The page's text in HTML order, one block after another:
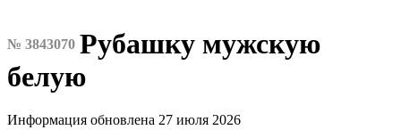
№ 3843070 Рубашку мужскую
белую
Информация обновлена 27 июля 2026